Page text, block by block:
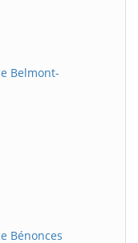
Belmont-
Bénonces